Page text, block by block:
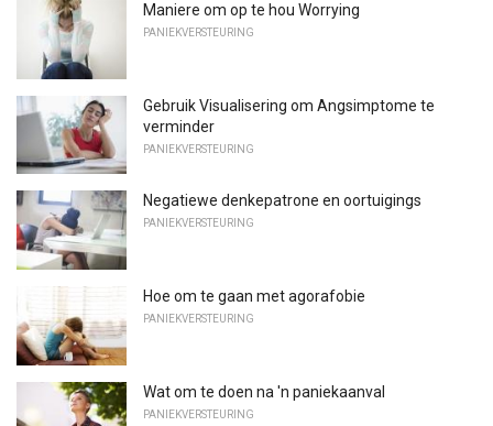
Maniere om op te hou Worrying
PANIEKVERSTEURING
Gebruik Visualisering om Angsimptome te
verminder
PANIEKVERSTEURING
Negatiewe denkepatrone en oortuigings
PANIEKVERSTEURING
Hoe om te gaan met agorafobie
PANIEKVERSTEURING
Wat om te doen na 'n paniekaanval
PANIEKVERSTEURING